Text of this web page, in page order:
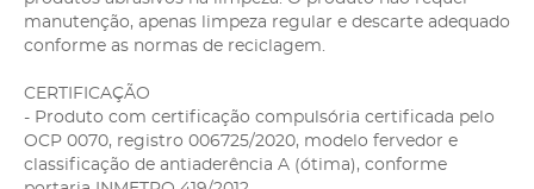
manutenção, apenas limpeza regular e descarte adequado
conforme as normas de reciclagem.
CERTIFICAÇÃO
- Produto com certificação compulsória certificada pelo
OCP 0070, registro 006725/2020, modelo fervedor e
classificação de antiaderência A (ótima), conforme